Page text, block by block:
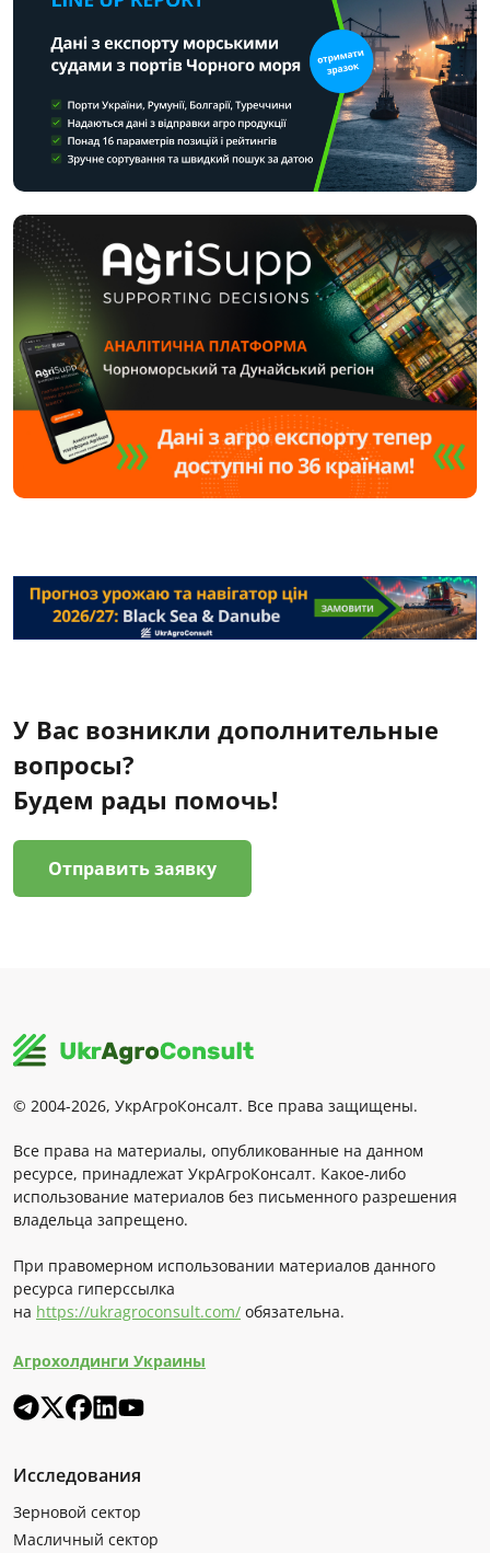
У Вас возникли дополнительные
вопросы?
Будем рады помочь!
Отправить заявку
© 2004-2026, УкрАгроКонсалт. Все права защищены.
Все права на материалы, опубликованные на данном
ресурсе, принадлежат УкрАгроКонсалт. Какое-либо
использование материалов без письменного разрешения
владельца запрещено.
При правомерном использовании материалов данного
ресурса гиперссылка
на https://ukragroconsult.com/ обязательна.
Агрохолдинги Украины
Исследования
Зерновой сектор
Масличный сектор